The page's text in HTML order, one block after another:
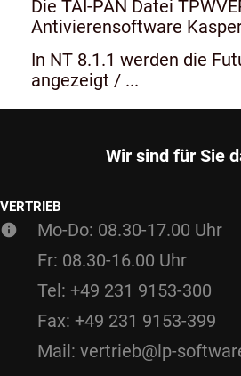
Die TAI-PAN Datei
Antivierensoftware
In NT 8.1.1 werden die
angezeigt / ...
Wir sind für Sie
VERTRIEB
Mo-Do: 08.30-17.00 Uhr
Fr: 08.30-16.00 Uhr
Tel: +49 231 9153-300
Fax: +49 231 9153-399
Mail: vertrieb@lp-